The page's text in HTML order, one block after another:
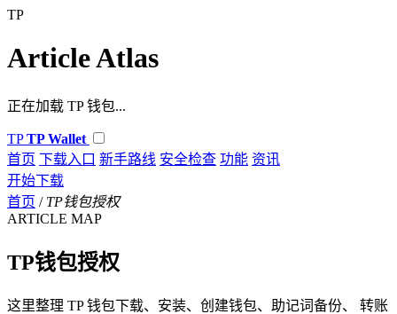
TP
Article Atlas
正在加载 TP 钱包...
TP TP Wallet
首页 下载入口 新手路线 安全检查 功能 资讯
开始下载
首页 / TP钱包授权
ARTICLE MAP
TP钱包授权
这里整理 TP 钱包下载、安装、创建钱包、助记词备份、 转账